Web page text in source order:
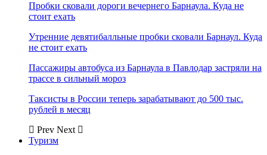
Пробки сковали дороги вечернего Барнаула. Куда не
стоит ехать
Утренние девятибалльные пробки сковали Барнаул. Куда
не стоит ехать
Пассажиры автобуса из Барнаула в Павлодар застряли на
трассе в сильный мороз
Таксисты в России теперь зарабатывают до 500 тыс.
рублей в месяц
Prev Next
Туризм